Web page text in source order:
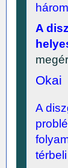
A
Okai
A